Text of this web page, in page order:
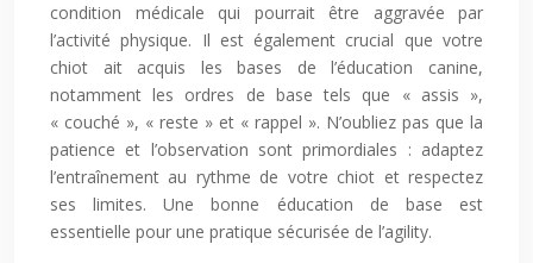
condition médicale qui pourrait être aggravée par
l’activité physique. Il est également crucial que votre
chiot ait acquis les bases de l’éducation canine,
notamment les ordres de base tels que « assis »,
« couché », « reste » et « rappel ». N’oubliez pas que la
patience et l’observation sont primordiales : adaptez
l’entraînement au rythme de votre chiot et respectez
ses limites. Une bonne éducation de base est
essentielle pour une pratique sécurisée de l’agility.